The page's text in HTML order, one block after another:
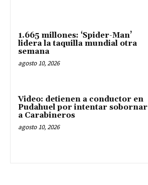
1.665 millones: ‘Spider-Man’
lidera la taquilla mundial otra
semana
agosto 10, 2026
Video: detienen a conductor en
Pudahuel por intentar sobornar
a Carabineros
agosto 10, 2026